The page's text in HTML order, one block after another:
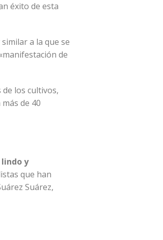
éxito de esta
a la que se
de
los cultivos,
de 40
y
que han
Suárez,